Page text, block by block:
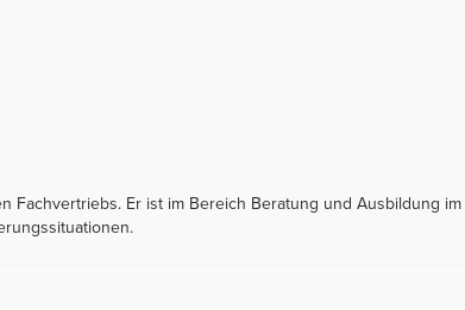
Er ist im Bereich Beratung und Ausbildung